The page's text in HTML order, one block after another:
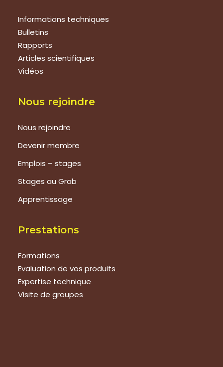
Informations techniques
Bulletins
Rapports
Articles scientifiques
Vidéos
Nous rejoindre
Nous rejoindre
Devenir membre
Emplois – stages
Stages au Grab
Apprentissage
Prestations
Formations
Evaluation de vos produits
Expertise technique
Visite de groupes